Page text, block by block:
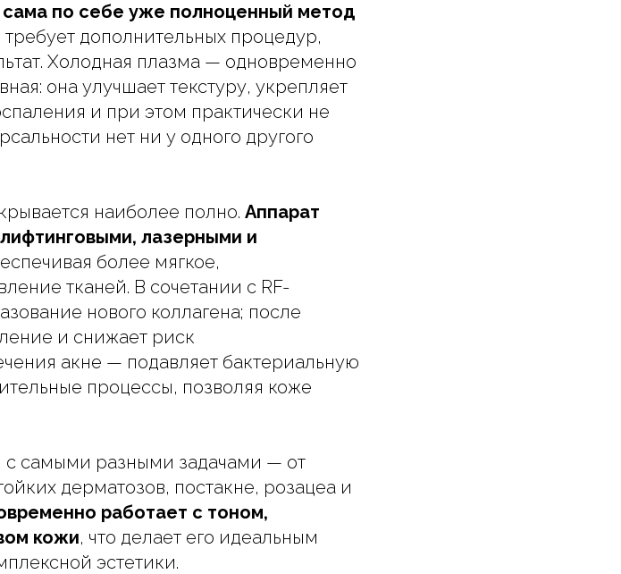
сама по себе уже полноценный метод
требует дополнительных процедур,
Холодная плазма — одновременно
она улучшает текстуру, укрепляет
и при этом практически не
нет ни у одного другого
наиболее полно. Аппарат
лазерными и
более мягкое,
тканей. В сочетании с RF-
нового коллагена; после
и снижает риск
акне — подавляет бактериальную
процессы, позволяя коже
с самыми разными задачами — от
дерматозов, постакне, розацеа и
работает с тоном,
кожи, что делает его идеальным
эстетики.